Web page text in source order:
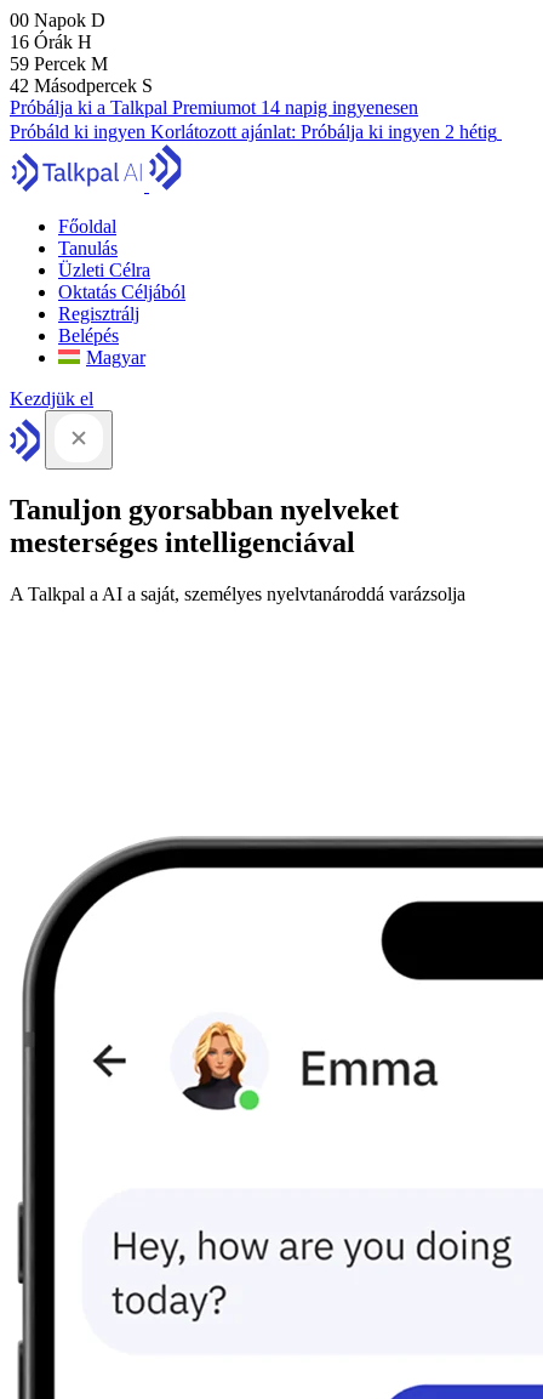
00 Napok D
16 Órák H
59 Percek M
41 Másodpercek S
Próbálja ki a Talkpal Premiumot 14 napig ingyenesen
Próbáld ki ingyen Korlátozott ajánlat: Próbálja ki ingyen 2 hétig
Főoldal
Tanulás
Üzleti Célra
Oktatás Céljából
Regisztrálj
Belépés
Magyar
Kezdjük el
Tanuljon gyorsabban nyelveket
mesterséges intelligenciával
A Talkpal a AI a saját, személyes nyelvtanároddá varázsolja